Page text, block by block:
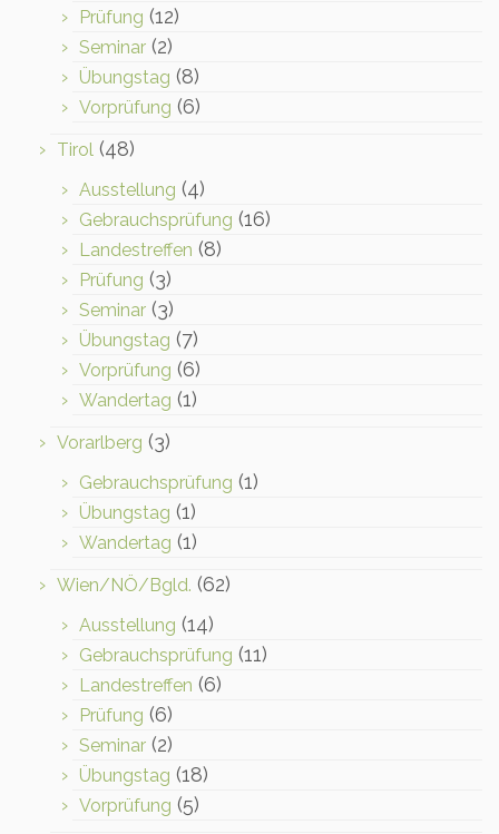
Prüfung (12)
Seminar (2)
Übungstag (8)
Vorprüfung (6)
Tirol (48)
Ausstellung (4)
Gebrauchsprüfung (16)
Landestreffen (8)
Prüfung (3)
Seminar (3)
Übungstag (7)
Vorprüfung (6)
Wandertag (1)
Vorarlberg (3)
Gebrauchsprüfung (1)
Übungstag (1)
Wandertag (1)
Wien/NÖ/Bgld. (62)
Ausstellung (14)
Gebrauchsprüfung (11)
Landestreffen (6)
Prüfung (6)
Seminar (2)
Übungstag (18)
Vorprüfung (5)